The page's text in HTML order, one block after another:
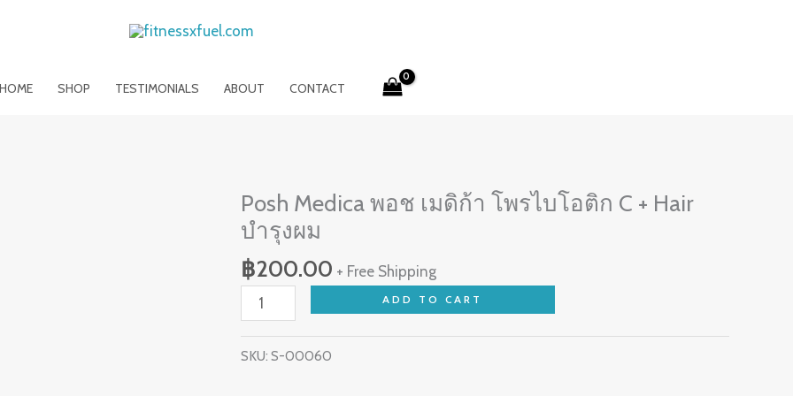
HOME SHOP TESTIMONIALS ABOUT CONTACT
Posh Medica พอช เมดิก้า โพรไบโอติก C + Hair
บำรุงผม
฿200.00 + Free Shipping
Medica
พอช
เม
ดิก้
โพรไบ
โอ
ADD TO CART
SKU: S-00060